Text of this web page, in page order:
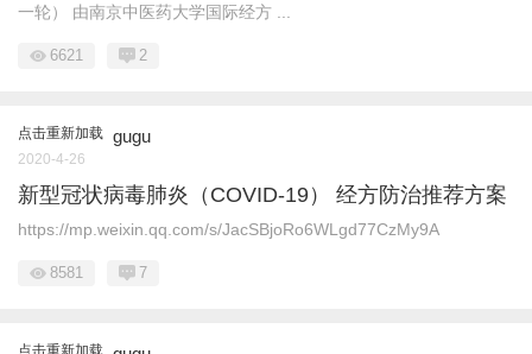
一轮） 由南京中医药大学国际经方 ...
6621 2
点击重新加载 gugu
2020-4-26
新型冠状病毒肺炎（COVID-19） 经方防治推荐方案
https://mp.weixin.qq.com/s/JacSBjoRo6WLgd77CzMy9A
8581 7